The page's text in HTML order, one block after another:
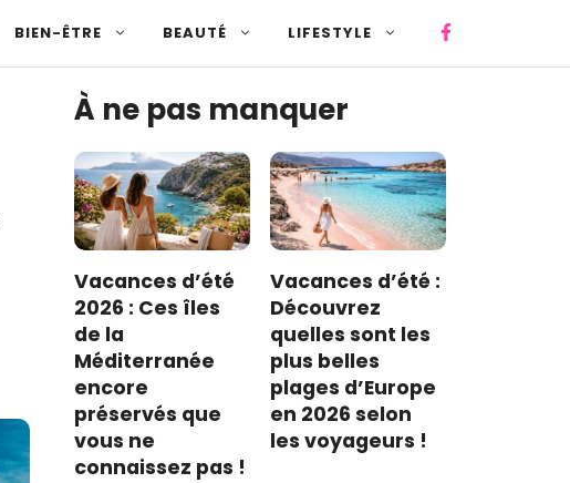
BIEN-ÊTRE BEAUTÉ LIFESTYLE
À ne pas manquer
Vacances d’été
2026 : Ces îles
de la
Méditerranée
encore
préservés que
vous ne
connaissez pas !
Vacances d’été :
Découvrez
quelles sont les
plus belles
plages d’Europe
en 2026 selon
les voyageurs !